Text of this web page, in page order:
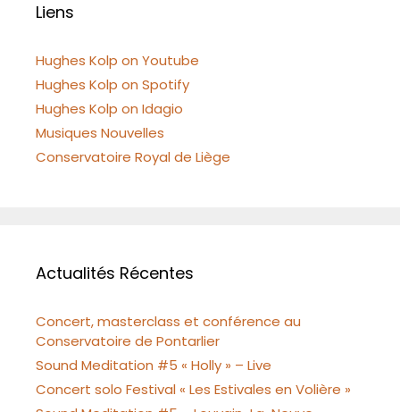
Liens
Hughes Kolp on Youtube
Hughes Kolp on Spotify
Hughes Kolp on Idagio
Musiques Nouvelles
Conservatoire Royal de Liège
Actualités Récentes
Concert, masterclass et conférence au
Conservatoire de Pontarlier
Sound Meditation #5 « Holly » – Live
Concert solo Festival « Les Estivales en Volière »